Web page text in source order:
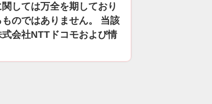
しては万全を期しており
のではありません。 当該
会社NTTドコモおよび情